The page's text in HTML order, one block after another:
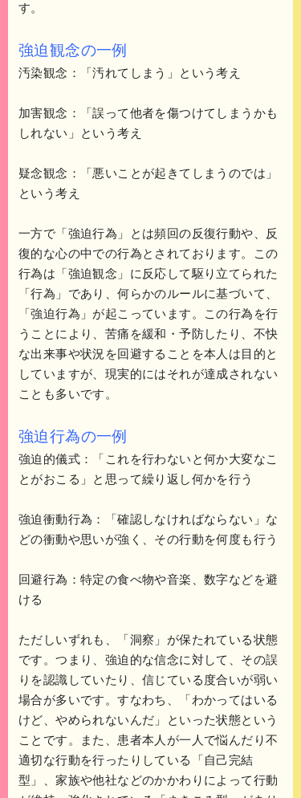
す。
強迫観念の一例
汚染観念：「汚れてしまう」という考え
加害観念：「誤って他者を傷つけてしまうかも
しれない」という考え
疑念観念：「悪いことが起きてしまうのでは」
という考え
一方で「強迫行為」とは頻回の反復行動や、反
復的な心の中での行為とされております。この
行為は「強迫観念」に反応して駆り立てられた
「行為」であり、何らかのルールに基づいて、
「強迫行為」が起こっています。この行為を行
うことにより、苦痛を緩和・予防したり、不快
な出来事や状況を回避することを本人は目的と
していますが、現実的にはそれが達成されない
ことも多いです。
強迫行為の一例
強迫的儀式：「これを行わないと何か大変なこ
とがおこる」と思って繰り返し何かを行う
強迫衝動行為：「確認しなければならない」な
どの衝動や思いが強く、その行動を何度も行う
回避行為：特定の食べ物や音楽、数字などを避
ける
ただしいずれも、「洞察」が保たれている状態
です。つまり、強迫的な信念に対して、その誤
りを認識していたり、信じている度合いが弱い
場合が多いです。すなわち、「わかってはいる
けど、やめられないんだ」といった状態という
ことです。また、患者本人が一人で悩んだり不
適切な行動を行ったりしている「自己完結
型」、家族や他社などのかかわりによって行動